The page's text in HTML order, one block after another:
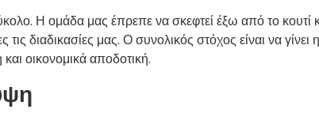
Η ομάδα μας έπρεπε να σκεφτεί έξω από το κουτί
τις διαδικασίες μας. Ο συνολικός στόχος είναι να
οικονομικά αποδοτική.